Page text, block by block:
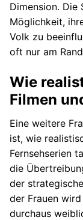
Dimension. Die
Möglichkeit,
Volk zu
oft nur am
Wie
Filmen
Eine weitere
ist, wie
Fernsehserien
die
der
der Frauen
durchaus